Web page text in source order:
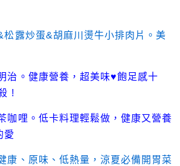
松露炒蛋&胡麻川燙牛小排肉片。美
治。健康營養，超美味♥飽足感十
!
咖哩。低卡料理輕鬆做，健康又營養
愛
康、原味、低熱量，涼夏必備開胃菜